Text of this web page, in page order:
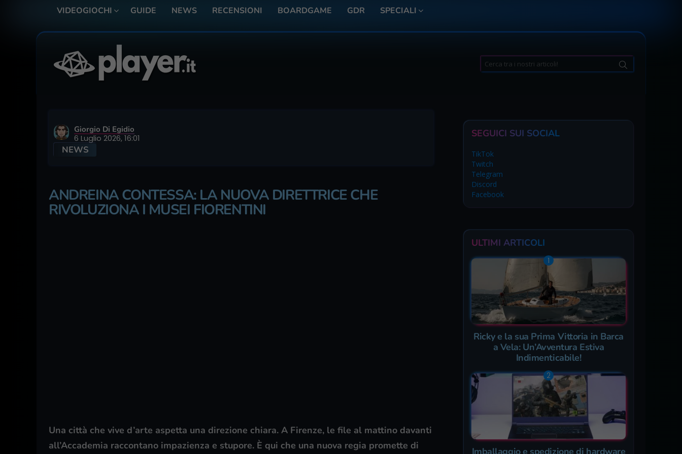
VIDEOGIOCHI GUIDE NEWS RECENSIONI BOARDGAME GDR SPECIALI
Search
for:
Giorgio Di Egidio
6 Luglio 2026, 16:01
NEWS
ANDREINA CONTESSA: LA NUOVA DIRETTRICE CHE
RIVOLUZIONA I MUSEI FIORENTINI
Una città che vive d’arte aspetta una direzione chiara. A Firenze, le file al mattino davanti
all’Accademia raccontano impazienza e stupore. È qui che una nuova regia promette di
SEGUICI SUI SOCIAL
TikTok
Twitch
Telegram
Discord
Facebook
ULTIMI ARTICOLI
Ricky e la sua Prima Vittoria in Barca
a Vela: Un’Avventura Estiva
Indimenticabile!
Imballaggio e spedizione di hardware